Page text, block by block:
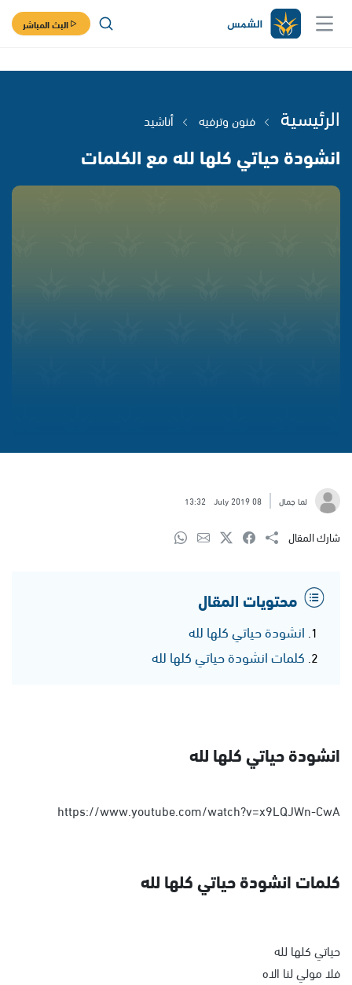
البث المباشر
الرئيسية فنون وترفيه أناشيد
انشودة حياتي كلها لله مع الكلمات
لما جمال 08 July 2019
13:32
شارك المقال
محتويات المقال
انشودة حياتي كلها لله
كلمات انشودة حياتي كلها لله
انشودة حياتي كلها لله
https://www.youtube.com/watch?v=x9LQJWn-CwA
كلمات انشودة حياتي كلها لله
حياتي كلها لله
فلا مولي لنا الاه